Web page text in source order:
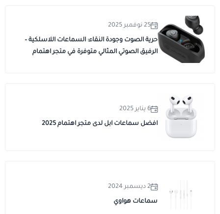
25 نوفمبر 2025
حرية الصوت وجودة النقاء: السماعات اللاسلكية –
الرفيق الصوتي المثالي متوفرة في متجر اهتمام
6 يناير 2025
افضل سماعات ابل لدى متجر اهتمام 2025
2 ديسمبر 2024
سماعات هواوي